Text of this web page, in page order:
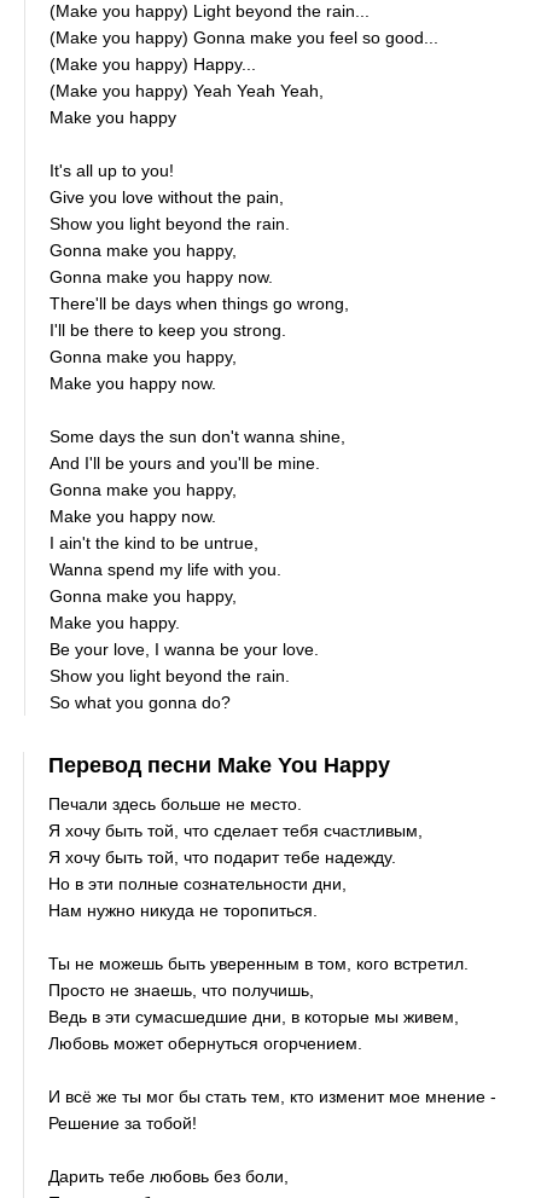
(Make you happy) Light beyond the rain...
(Make you happy) Gonna make you feel so good...
(Make you happy) Happy...
(Make you happy) Yeah Yeah Yeah,
Make you happy
It's all up to you!
Give you love without the pain,
Show you light beyond the rain.
Gonna make you happy,
Gonna make you happy now.
There'll be days when things go wrong,
I'll be there to keep you strong.
Gonna make you happy,
Make you happy now.
Some days the sun don't wanna shine,
And I'll be yours and you'll be mine.
Gonna make you happy,
Make you happy now.
I ain't the kind to be untrue,
Wanna spend my life with you.
Gonna make you happy,
Make you happy.
Be your love, I wanna be your love.
Show you light beyond the rain.
So what you gonna do?
Перевод песни Make You Happy
Печали здесь больше не место.
Я хочу быть той, что сделает тебя счастливым,
Я хочу быть той, что подарит тебе надежду.
Но в эти полные сознательности дни,
Нам нужно никуда не торопиться.
Ты не можешь быть уверенным в том, кого встретил.
Просто не знаешь, что получишь,
Ведь в эти сумасшедшие дни, в которые мы живем,
Любовь может обернуться огорчением.
И всё же ты мог бы стать тем, кто изменит мое мнение -
Решение за тобой!
Дарить тебе любовь без боли,